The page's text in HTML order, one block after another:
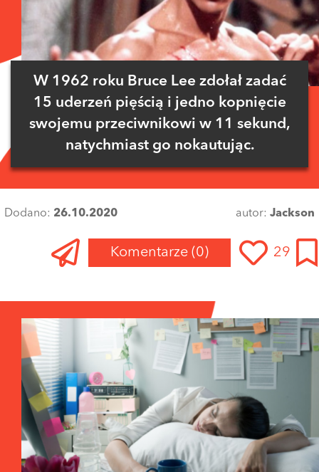
W 1962 roku Bruce Lee zdołał zadać
15 uderzeń pięścią i jedno kopnięcie
swojemu przeciwnikowi w 11 sekund,
natychmiast go nokautując.
Dodano: 26.10.2020 autor: Jackson
Komentarze (0) 29